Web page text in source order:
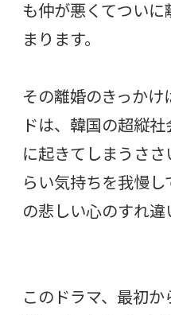
も仲が悪くてつい
まります。
その離婚のきっか
ドは、韓国の超縦
に起きてしまうさ
らい気持ちを我慢
の悲しい心のすれ違
このドラマ、最初